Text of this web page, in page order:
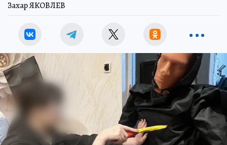
Захар ЯКОВЛЕВ